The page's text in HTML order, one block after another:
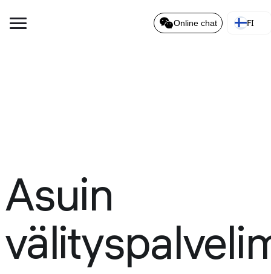
Online chat FI
Asuin